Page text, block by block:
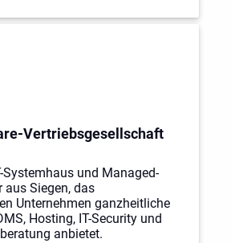
Vertriebsgesellschaft
Systemhaus und Managed-
aus Siegen, das
Unternehmen ganzheitliche
Hosting, IT-Security und
anbietet.